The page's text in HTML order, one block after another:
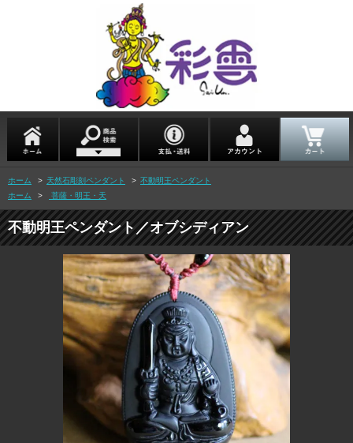
ホーム > 天然石彫刻ペンダント > 不動明王ペンダント
ホーム
> 菩薩・明王・天
不動明王ペンダント／オブシディアン